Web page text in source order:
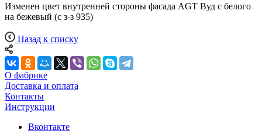
Изменен цвет внутренней стороны фасада AGT Вуд с белого
на бежевый (с з-з 935)
Назад к списку
О фабрике
Доставка и оплата
Контакты
Инструкции
Вконтакте